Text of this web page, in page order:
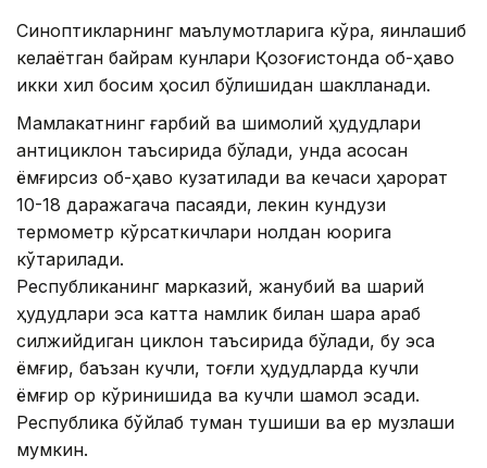
Синоптикларнинг маълумотларига кўра, яқинлашиб
келаётган байрам кунлари Қозоғистонда об-ҳаво
икки хил босим ҳосил бўлишидан шаклланади.
Мамлакатнинг ғарбий ва шимолий ҳудудлари
антициклон таъсирида бўлади, унда асосан
ёмғирсиз об-ҳаво кузатилади ва кечаси ҳарорат
10-18 даражагача пасаяди, лекин кундузи
термометр кўрсаткичлари нолдан юқорига
кўтарилади.
Республиканинг марказий, жанубий ва шарқий
ҳудудлари эса катта намлик билан шарққа қараб
силжийдиган циклон таъсирида бўлади, бу эса
ёмғир, баъзан кучли, тоғли ҳудудларда кучли
ёмғир қор кўринишида ва кучли шамол эсади.
Республика бўйлаб туман тушиши ва ер музлаши
мумкин.